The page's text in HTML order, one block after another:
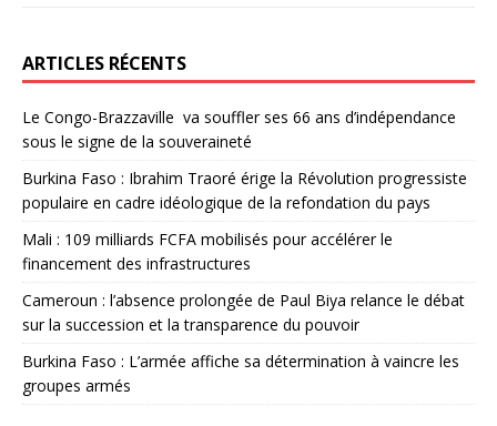
ARTICLES RÉCENTS
Le Congo-Brazzaville va souffler ses 66 ans d’indépendance
sous le signe de la souveraineté
Burkina Faso : Ibrahim Traoré érige la Révolution progressiste
populaire en cadre idéologique de la refondation du pays
Mali : 109 milliards FCFA mobilisés pour accélérer le
financement des infrastructures
Cameroun : l’absence prolongée de Paul Biya relance le débat
sur la succession et la transparence du pouvoir
Burkina Faso : L’armée affiche sa détermination à vaincre les
groupes armés